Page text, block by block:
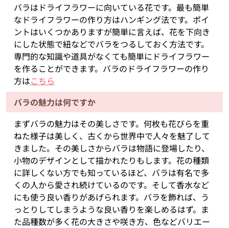
バラはドライフラワーに向いている花です。最も簡単
なドライフラワーの作り方はハンギング法です。ポイ
ントはいくつかありますが簡単に言えば、花を下向き
にした状態で紐などでバラをつるしておく方法です。
専門的な知識や道具がなくても簡単にドライフラワー
を作ることができます。バラのドライフラワーの作り
方はこちら
バラの魅力は何ですか
まずバラの魅力はその美しさです。何枚も花びらを重
ねた様子は美しく、古くから世界中で人々を魅了して
きました。その美しさからバラは物語に登場したり、
小物のデザインとして描かれたりもします。花の種類
に詳しくない方でも知っているほど、バラは有名で多
くの人から愛され続けているのです。そして香水など
にも使う良い香りがあげられます。バラを飾れば、う
っとりしてしまうような良い香りを楽しめるはず。ま
た品種数が多く花の大きさや咲き方、色などバリエー